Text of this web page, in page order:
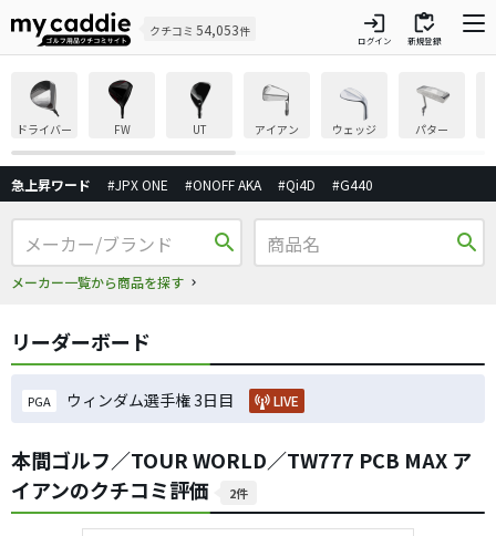
クチコミ 54,053件 login
ログイン
inventory
新規登録
ドライバー FW UT アイアン ウェッジ パター
急上昇ワード #JPX ONE #ONOFF AKA #Qi4D #G440
search
メーカー一覧から商品を探す
search
リーダーボード
PGA ウィンダム選手権 3日目 LIVE
本間ゴルフ／TOUR WORLD／TW777 PCB MAX ア
イアンのクチコミ評価
2件